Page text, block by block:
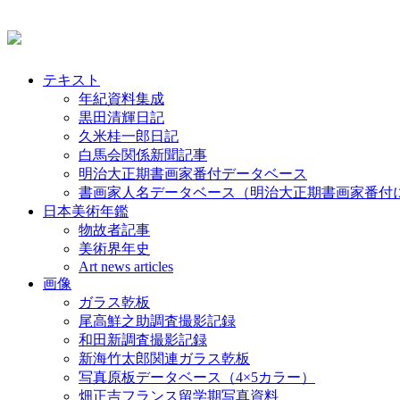
テキスト
年紀資料集成
黒田清輝日記
久米桂一郎日記
白馬会関係新聞記事
明治大正期書画家番付データベース
書画家人名データベース（明治大正期書画家番付
日本美術年鑑
物故者記事
美術界年史
Art news articles
画像
ガラス乾板
尾高鮮之助調査撮影記録
和田新調査撮影記録
新海竹太郎関連ガラス乾板
写真原板データベース（4×5カラー）
畑正吉フランス留学期写真資料